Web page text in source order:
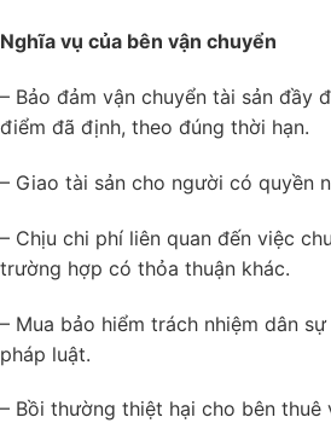
Nghĩa vụ của bên vận chuyển
– Bảo đảm vận chuyển tài sản đầy
điểm đã định, theo đúng thời hạn.
– Giao tài sản cho người có quyền
– Chịu chi phí liên quan đến việc
trường hợp có thỏa thuận khác.
– Mua bảo hiểm trách nhiệm dân
pháp luật.
– Bồi thường thiệt hại cho bên thuê